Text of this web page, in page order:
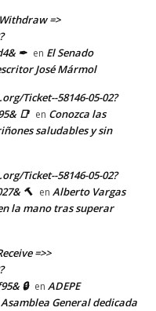
Withdraw =>
✒ en El Senado
José Mármol
Ticket--58146-05-02?
📑 en Conozca las
saludables y sin
Ticket--58146-05-02?
🔨 en Alberto Vargas
la mano tras superar
=>>
🔒 en ADEPE
General dedicada